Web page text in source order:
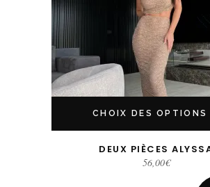
CHOIX DES OPTIONS
DEUX PIÈCES
56,00€